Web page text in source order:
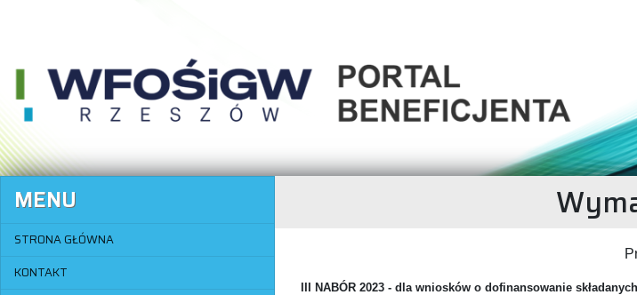
MENU
STRONA GŁÓWNA
KONTAKT
III NABÓR 2023 - dla wniosków o dofinansowanie